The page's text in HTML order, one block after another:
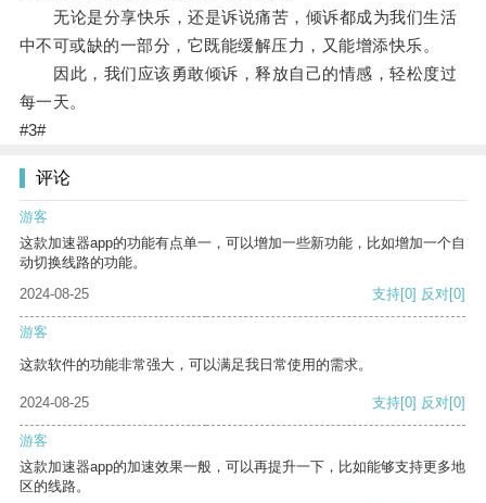
无论是分享快乐，还是诉说痛苦，倾诉都成为我们生活
中不可或缺的一部分，它既能缓解压力，又能增添快乐。
因此，我们应该勇敢倾诉，释放自己的情感，轻松度过
每一天。
#3#
评论
游客
这款加速器app的功能有点单一，可以增加一些新功能，比如增加一个自
动切换线路的功能。
2024-08-25
支持[0] 反对[0]
游客
这款软件的功能非常强大，可以满足我日常使用的需求。
2024-08-25 支持[0] 反对[0]
游客
这款加速器app的加速效果一般，可以再提升一下，比如能够支持更多地
区的线路。